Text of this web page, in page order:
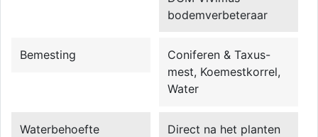
bodemverbeteraar
Bemesting
Coniferen & Taxus-
mest, Koemestkorrel,
Water
Waterbehoefte
Direct na het planten